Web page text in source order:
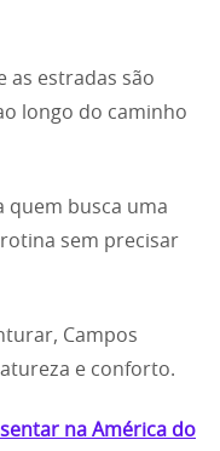
as estradas são
longo do caminho
quem busca uma
sem precisar
Campos
e conforto.
na América do